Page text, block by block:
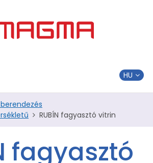
RUBÍN fagyasztó vitrin
fagyasztó